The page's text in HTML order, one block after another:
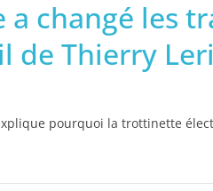
changé les
de Thierry
pourquoi la trottinette